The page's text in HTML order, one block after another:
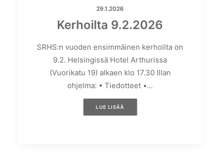
29.1.2026
Kerhoilta 9.2.2026
SRHS:n vuoden ensimmäinen kerhoilta on
9.2. Helsingissä Hotel Arthurissa
(Vuorikatu 19) alkaen klo 17.30 Illan
ohjelma: • Tiedotteet •…
LUE LISÄÄ